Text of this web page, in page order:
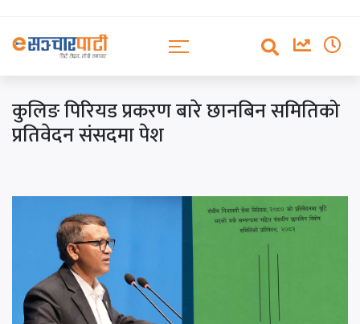
कुलिङ पिरियड प्रकरण बारे छानबिन समितिको
प्रतिवेदन संसदमा पेश